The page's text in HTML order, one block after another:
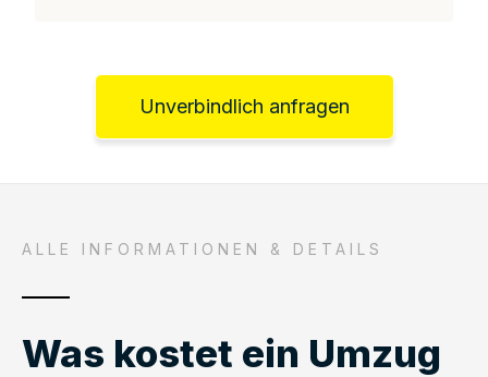
Unverbindlich anfragen
ALLE INFORMATIONEN & DETAILS
Was kostet ein Umzug